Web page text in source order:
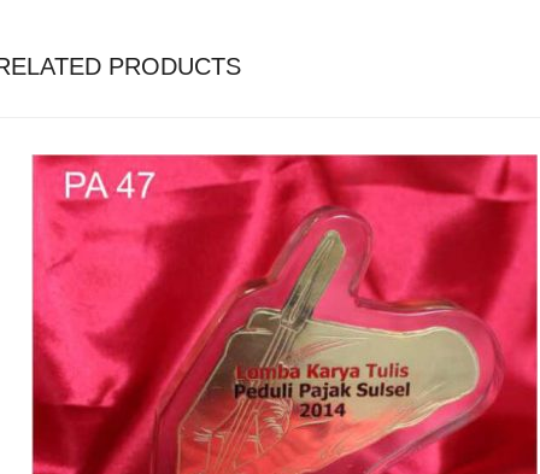
PRODUCTS